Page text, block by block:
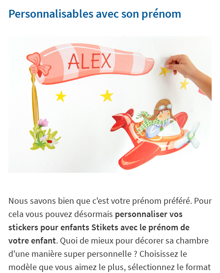
Personnalisables avec son prénom
Nous savons bien que c'est votre prénom préféré. Pour
cela vous pouvez désormais personnaliser vos
stickers pour enfants Stikets avec le prénom de
votre enfant. Quoi de mieux pour décorer sa chambre
d'une manière super personnelle ? Choisissez le
modèle que vous aimez le plus, sélectionnez le format